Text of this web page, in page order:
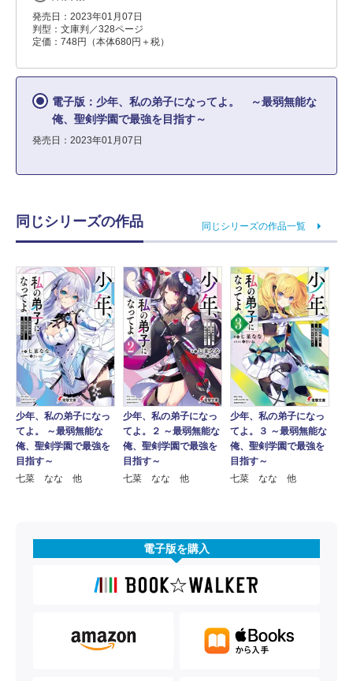
発売日：2023年01月07日
判型：文庫判／328ページ
定価：748円（本体680円＋税）
電子版：少年、私の弟子になってよ。 ～最弱無能な
俺、聖剣学園で最強を目指す～
発売日：2023年01月07日
同じシリーズの作品 同じシリーズの作品一覧
少年、私の弟子になっ
てよ。 ～最弱無能な
俺、聖剣学園で最強を
目指す～
七菜 なな 他
少年、私の弟子になっ
てよ。２ ～最弱無能な
俺、聖剣学園で最強を
目指す～
七菜 なな 他
少年、私の弟子になっ
てよ。３ ～最弱無能な
俺、聖剣学園で最強を
目指す～
七菜 なな 他
電子版を購入